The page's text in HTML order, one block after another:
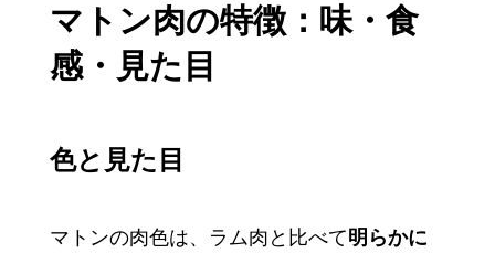
マトン肉の特徴：味・食
感・見た目
色と見た目
マトンの肉色は、ラム肉と比べて明らかに